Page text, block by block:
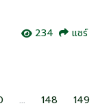
234
แชร์
... 148 149